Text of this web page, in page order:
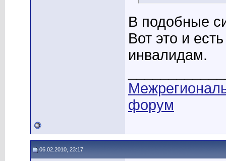
В подобные
Вот это и
инвалидам.
форум
06.02.2010, 23:17